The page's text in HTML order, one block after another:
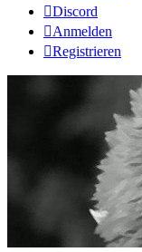
Discord
Anmelden
Registrieren